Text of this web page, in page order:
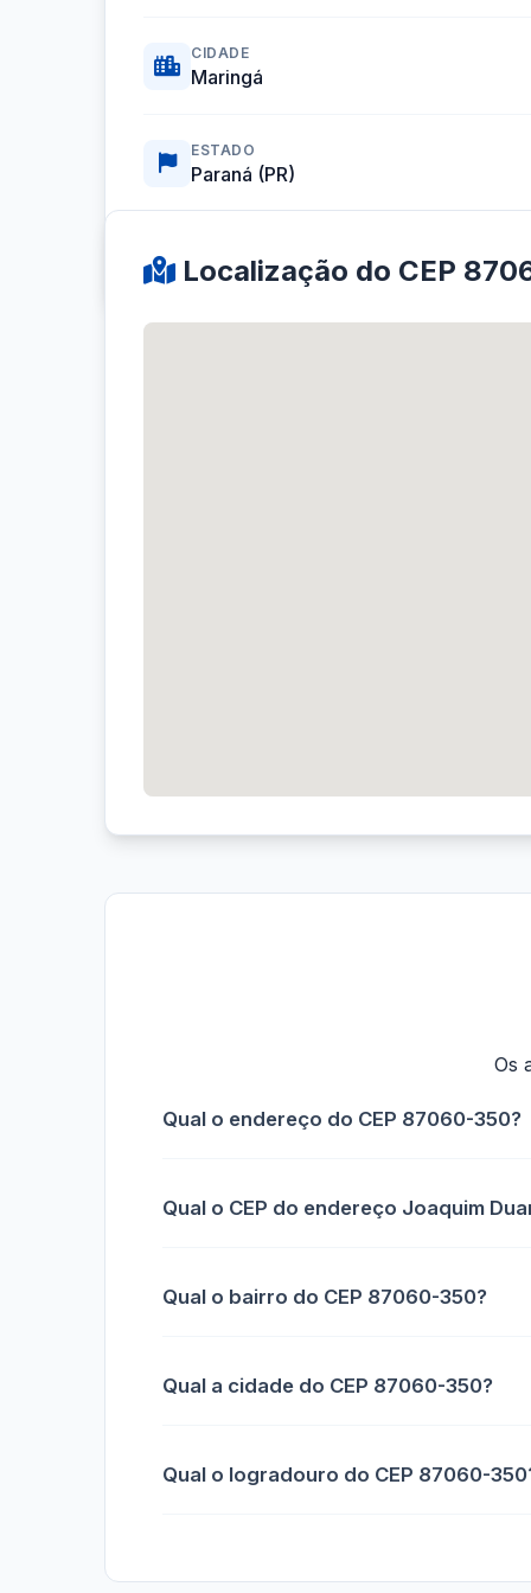
CIDADE
Maringá
ESTADO
Paraná (PR)
Localização do CEP
Os
Qual o endereço do CEP 87060-350?
Qual o CEP do endereço Joaquim
Qual o bairro do CEP 87060-350?
Qual a cidade do CEP 87060-350?
Qual o logradouro do CEP 87060-